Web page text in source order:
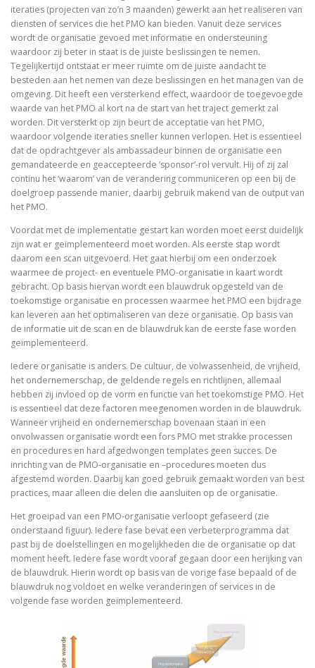
iteraties (projecten van zo’n 3 maanden) gewerkt aan het realiseren van
diensten of services die het PMO kan bieden. Vanuit deze services
wordt de organisatie gevoed met informatie en ondersteuning
waardoor zij beter in staat is de juiste beslissingen te nemen.
Tegelijkertijd ontstaat er meer ruimte om de juiste aandacht te
besteden aan het nemen van deze beslissingen en het managen van de
omgeving. Dit heeft een versterkend effect, waardoor de toegevoegde
waarde van het PMO al kort na de start van het traject gemerkt zal
worden. Dit versterkt op zijn beurt de acceptatie van het PMO,
waardoor volgende iteraties sneller kunnen verlopen. Het is essentieel
dat de opdrachtgever als ambassadeur binnen de organisatie een
gemandateerde en geaccepteerde ‘sponsor’-rol vervult. Hij of zij zal
continu het ‘waarom’ van de verandering communiceren op een bij de
doelgroep passende manier, daarbij gebruik makend van de output van
het PMO.
Voordat met de implementatie gestart kan worden moet eerst duidelijk
zijn wat er geïmplementeerd moet worden. Als eerste stap wordt
daarom een scan uitgevoerd. Het gaat hierbij om een onderzoek
waarmee de project- en eventuele PMO-organisatie in kaart wordt
gebracht. Op basis hiervan wordt een blauwdruk opgesteld van de
toekomstige organisatie en processen waarmee het PMO een bijdrage
kan leveren aan het optimaliseren van deze organisatie. Op basis van
de informatie uit de scan en de blauwdruk kan de eerste fase worden
geïmplementeerd.
Iedere organisatie is anders. De cultuur, de volwassenheid, de vrijheid,
het ondernemerschap, de geldende regels en richtlijnen, allemaal
hebben zij invloed op de vorm en functie van het toekomstige PMO. Het
is essentieel dat deze factoren meegenomen worden in de blauwdruk.
Wanneer vrijheid en ondernemerschap bovenaan staan in een
onvolwassen organisatie wordt een fors PMO met strakke processen
en procedures en hard afgedwongen templates geen succes. De
inrichting van de PMO-organisatie en –procedures moeten dus
afgestemd worden. Daarbij kan goed gebruik gemaakt worden van best
practices, maar alleen die delen die aansluiten op de organisatie.
Het groeipad van een PMO-organisatie verloopt gefaseerd (zie
onderstaand figuur). Iedere fase bevat een verbeterprogramma dat
past bij de doelstellingen en mogelijkheden die de organisatie op dat
moment heeft. Iedere fase wordt vooraf gegaan door een herijking van
de blauwdruk. Hierin wordt op basis van de vorige fase bepaald of de
blauwdruk nog voldoet en welke veranderingen of services in de
volgende fase worden geïmplementeerd.